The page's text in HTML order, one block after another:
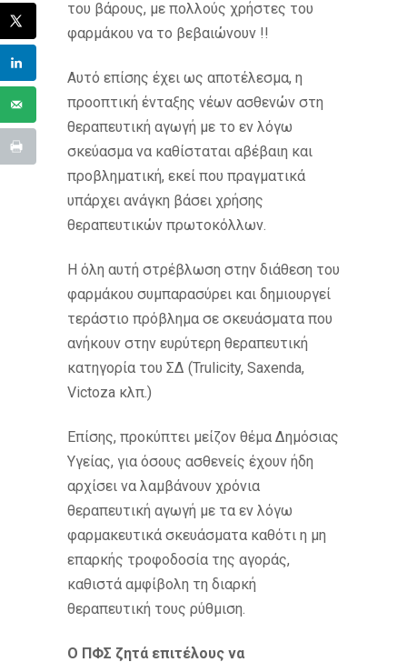
του βάρους, με πολλούς χρήστες του
φαρμάκου να το βεβαιώνουν !!
Αυτό επίσης έχει ως αποτέλεσμα, η
προοπτική ένταξης νέων ασθενών στη
θεραπευτική αγωγή με το εν λόγω
σκεύασμα να καθίσταται αβέβαιη και
προβληματική, εκεί που πραγματικά
υπάρχει ανάγκη βάσει χρήσης
θεραπευτικών πρωτοκόλλων.
Η όλη αυτή στρέβλωση στην διάθεση του
φαρμάκου συμπαρασύρει και δημιουργεί
τεράστιο πρόβλημα σε σκευάσματα που
ανήκουν στην ευρύτερη θεραπευτική
κατηγορία του ΣΔ (Trulicity, Saxenda,
Victoza κλπ.)
Επίσης, προκύπτει μείζον θέμα Δημόσιας
Υγείας, για όσους ασθενείς έχουν ήδη
αρχίσει να λαμβάνουν χρόνια
θεραπευτική αγωγή με τα εν λόγω
φαρμακευτικά σκευάσματα καθότι η μη
επαρκής τροφοδοσία της αγοράς,
καθιστά αμφίβολη τη διαρκή
θεραπευτική τους ρύθμιση.
Ο ΠΦΣ ζητά επιτέλους να